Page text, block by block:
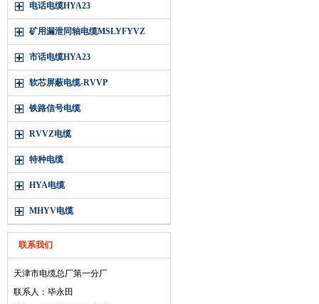
电话电缆HYA23
矿用漏泄同轴电缆MSLYFYVZ
市话电缆HYA23
软芯屏蔽电缆-RVVP
铁路信号电缆
RVVZ电缆
特种电缆
HYA电缆
MHYV电缆
联系我们
天津市电缆总厂第一分厂
联系人：毕永田